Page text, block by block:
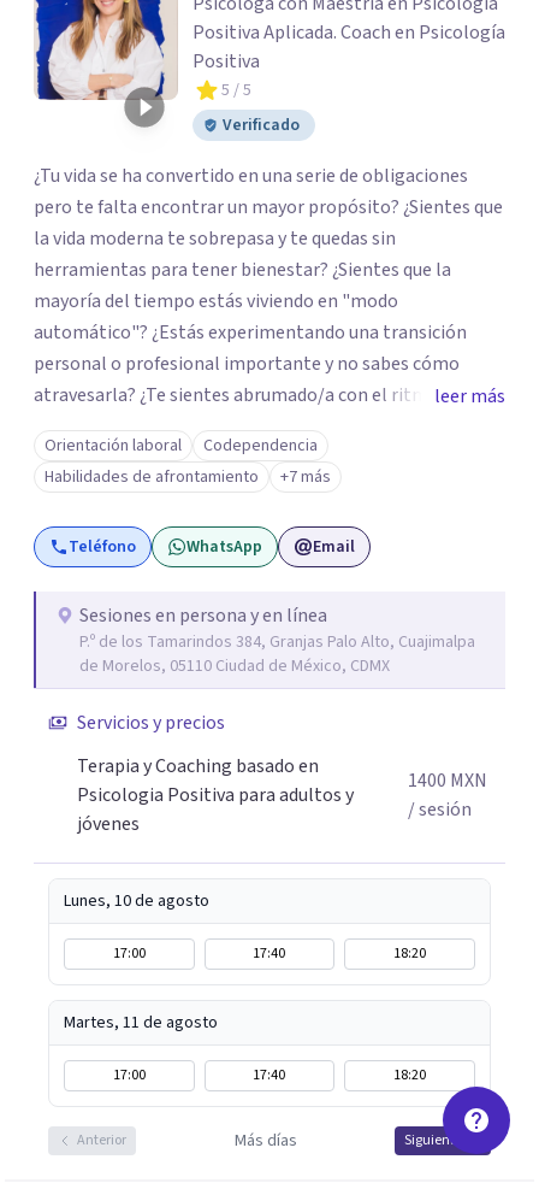
Positiva Aplicada. Coach en Psicología
Positiva
5 / 5
Verificado
¿Tu vida se ha convertido en una serie de obligaciones
pero te falta encontrar un mayor propósito? ¿Sientes que
la vida moderna te sobrepasa y te quedas sin
herramientas para tener bienestar? ¿Sientes que la
mayoría del tiempo estás viviendo en "modo
automático"? ¿Estás experimentando una transición
personal o profesional importante y no sabes cómo
atravesarla? ¿Te sientes abrumado/a con el ritmo de tu
día a día y te preguntas si hay una mejor manera de vivir?
¿Aunque no estás deprimido/a sientes que te gustaría
potenciar tu capacidad de bienestar? Hola, Soy
Mariangela Rodriguez Badel. Uno de mis propósitos de
vida es impactar positivamente la vida de jóvenes y
uno/a y acompañándolo/as a encontrar herramientas
que les permitan conectar con su vida de maneras
diferentes y avanzar hacia donde lo necesitan. Hago
manera presencial en la Ciudad de México.
Adicionalmente enseño herramientas de psicología
positiva y bienestar a grupos y equipos.
leer más
Orientación laboral
Codependencia
Habilidades de afrontamiento
+7 más
Teléfono WhatsApp Email
Sesiones en persona y en línea
P.º de los Tamarindos 384, Granjas Palo Alto, Cuajimalpa
de Morelos, 05110 Ciudad de México, CDMX
Servicios y precios
Terapia y Coaching basado en
Psicologia Positiva para adultos y
jóvenes
1400 MXN
/ sesión
Lunes, 10 de agosto
17:00 17:40 18:20
Martes, 11 de agosto
17:00 17:40 18:20
Anterior Más días Siguiente